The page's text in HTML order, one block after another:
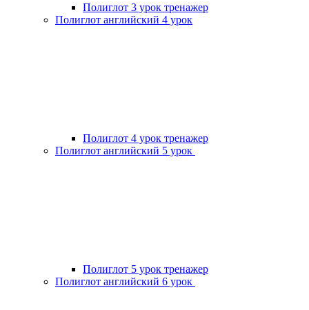
Полиглот 3 урок тренажер
Полиглот английский 4 урок
Полиглот 4 урок тренажер
Полиглот английский 5 урок
Полиглот 5 урок тренажер
Полиглот английский 6 урок